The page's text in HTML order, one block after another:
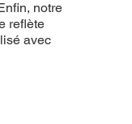
notre
reflète
avec